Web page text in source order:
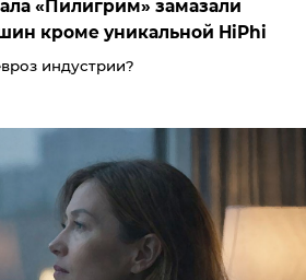
«Пилигрим» замазали
кроме уникальной HiPhi
индустрии?